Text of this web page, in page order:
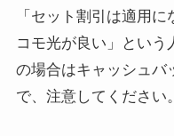
「セット割引は適用
コモ光が良い」という
の場合はキャッシュバ
で、注意してください。